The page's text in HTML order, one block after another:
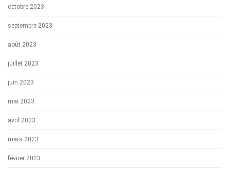
octobre 2023
septembre 2023
août 2023
juillet 2023
juin 2023
mai 2023
avril 2023
mars 2023
février 2023